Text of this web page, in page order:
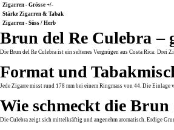
Zigarren - Grösse +/-
Stärke Zigarren & Tabak
Zigarren - Süss / Herb
Brun del Re Culebra –
Die Brun del Re Culebra ist ein seltenes Vergnügen aus Costa Rica: Drei
Format und
Jede Zigarre misst rund 178 mm bei einem Ringmass von 44. Die
Wie schmeckt die Brun
Die Culebra zeigt sich mittelkräftig und angenehm aromatisch. Erdige